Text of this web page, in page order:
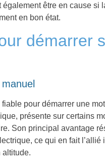
être en cause si
en bon état.
démarrer
pour démarrer une
présente sur certains
Son principal avantage
ce qui en fait l’allié
altitude.